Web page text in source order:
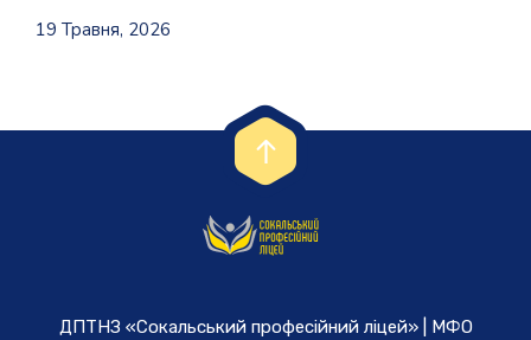
19 Травня, 2026
ДПТНЗ «Сокальський професійний ліцей» | МФО